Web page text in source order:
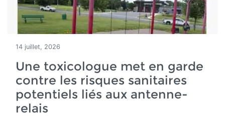
14 juillet, 2026
Une toxicologue met en garde
contre les risques sanitaires
potentiels liés aux antenne-
relais